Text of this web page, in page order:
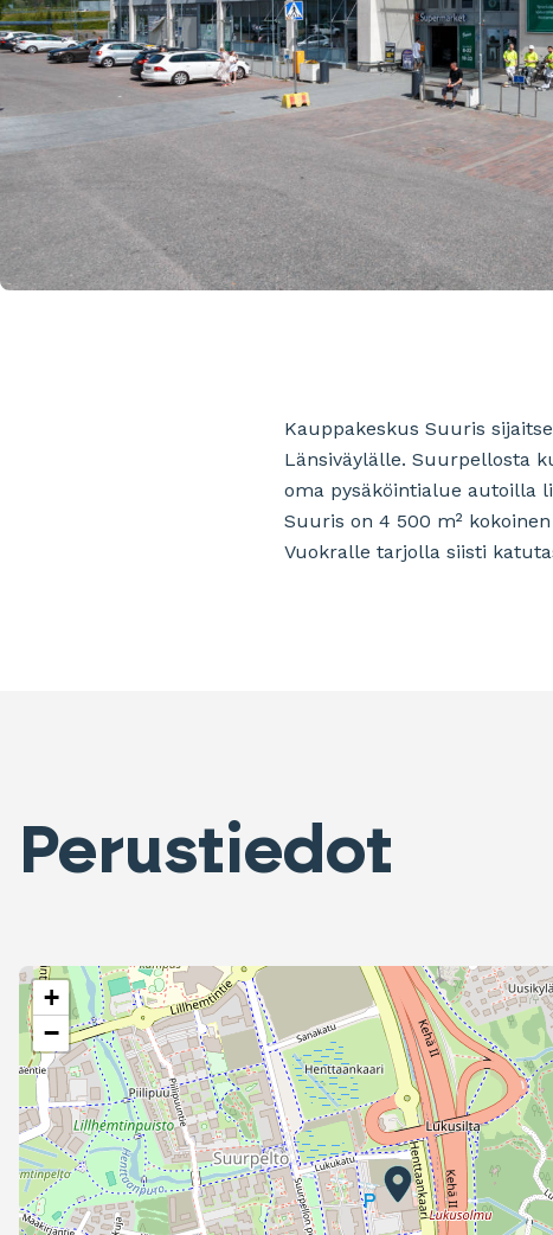
Kauppakeskus Suuris
Länsiväylälle. Suurpellosta
oma pysäköintialue autoilla
Suuris on 4 500 m²
Vuokralle tarjolla siisti
Perustiedot
+
−